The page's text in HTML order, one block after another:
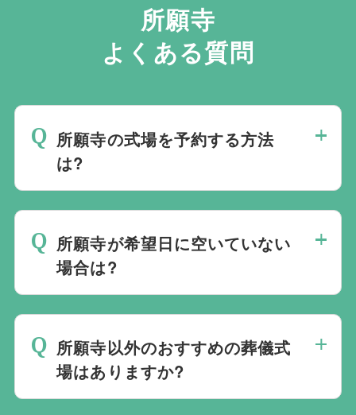
所願寺
よくある質問
所願寺の式場を予約する方法
は?
ご予約は葬儀社を通じたお手続きが必要で
す。万が一の際は、当社むすびすにご連絡
ください。式場のご予約はもちろん、ご搬
送・ご安置・ご葬儀・葬儀後の各種手続き
まで、すべて一貫してお手伝いいたしま
す。
所願寺が希望日に空いていない
場合は?
います。また、1都3県1220式場と提携し
ておりますので、葬儀を検討している地域
周辺の式場を無料でご案内することも可能
所願寺以外のおすすめの葬儀式
場はありますか?